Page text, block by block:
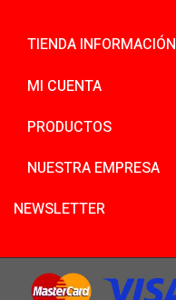
TIENDA INFORMACIÓN
MI CUENTA
PRODUCTOS
NUESTRA EMPRESA
NEWSLETTER